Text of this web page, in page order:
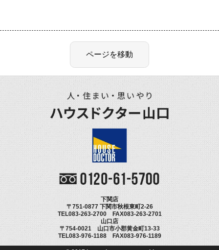
下関店
〒751-0877 下関市秋根東町2-26
TEL083-263-2700 FAX083-263-2701
山口店
〒754-0021 山口市小郡黄金町13-33
TEL083-976-1188 FAX083-976-1189